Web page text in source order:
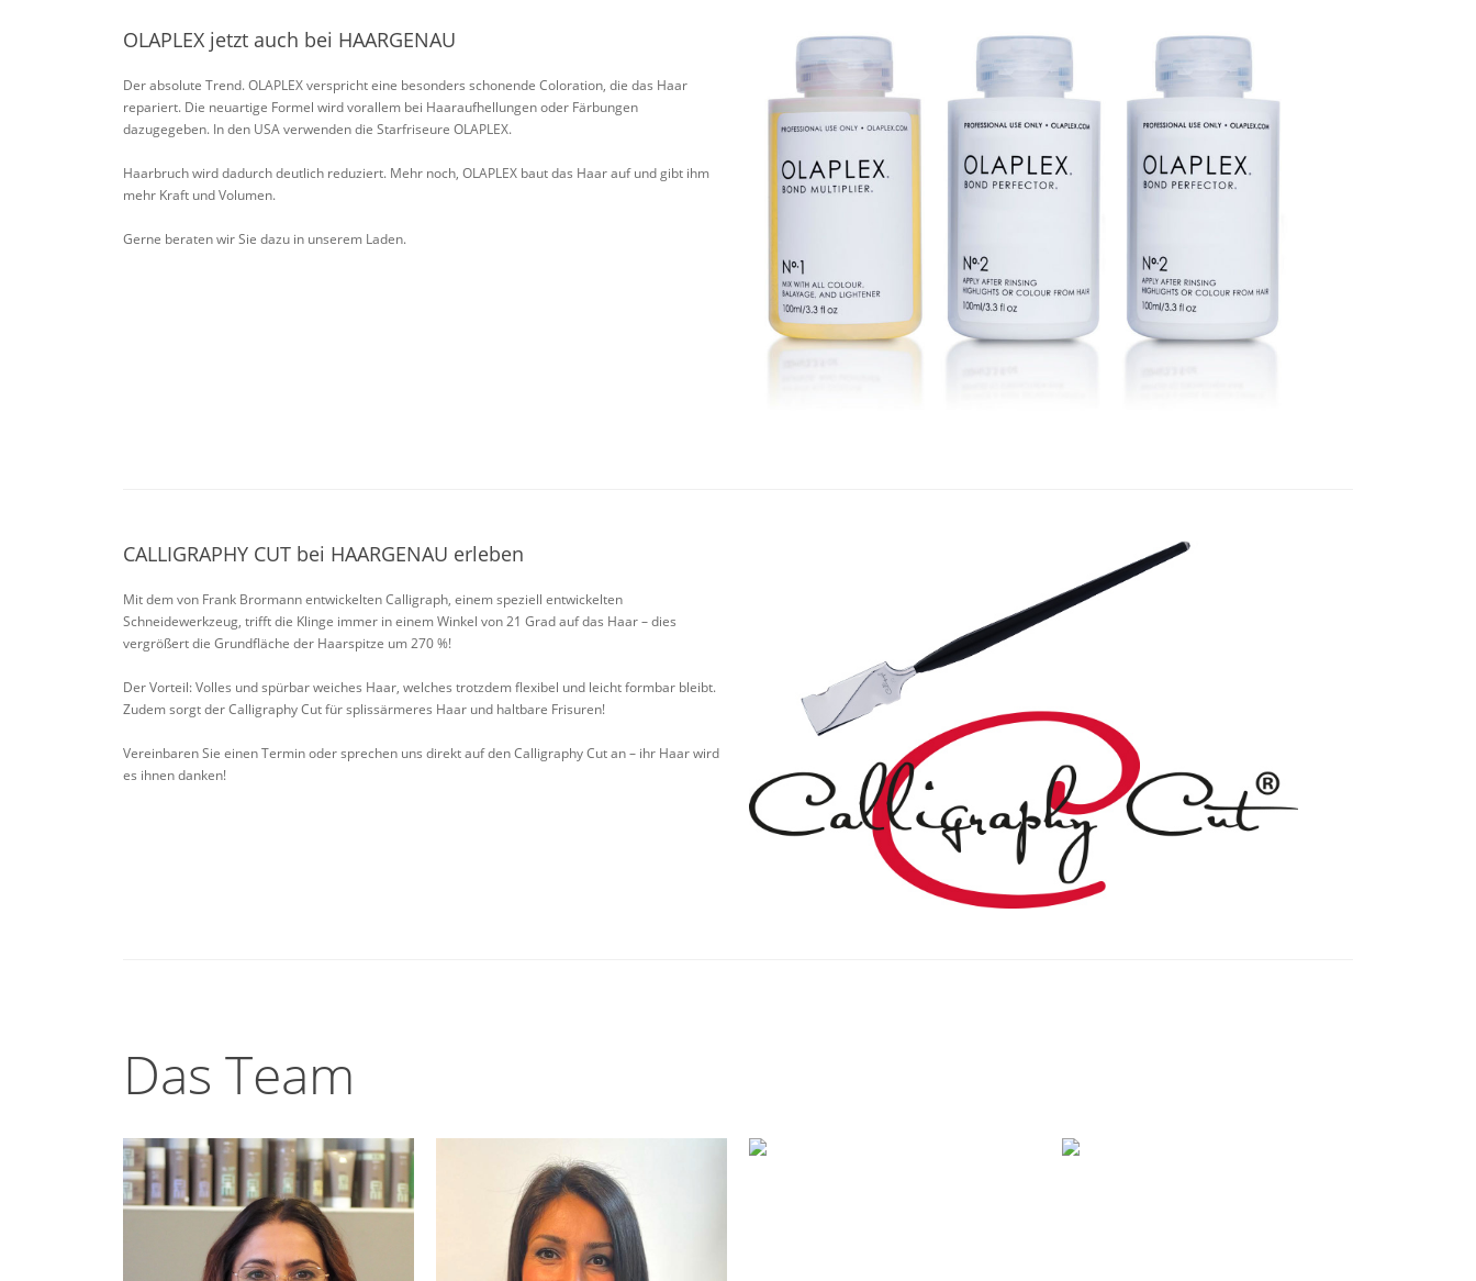
OLAPLEX jetzt auch bei HAARGENAU
Der absolute Trend. OLAPLEX verspricht eine besonders schonende Coloration, die das Haar
repariert. Die neuartige Formel wird vorallem bei Haaraufhellungen oder Färbungen
dazugegeben. In den USA verwenden die Starfriseure OLAPLEX.
Haarbruch wird dadurch deutlich reduziert. Mehr noch, OLAPLEX baut das Haar auf und gibt ihm
mehr Kraft und Volumen.
Gerne beraten wir Sie dazu in unserem Laden.
CALLIGRAPHY CUT bei HAARGENAU erleben
Mit dem von Frank Brormann entwickelten Calligraph, einem speziell entwickelten
Schneidewerkzeug, trifft die Klinge immer in einem Winkel von 21 Grad auf das Haar – dies
vergrößert die Grundfläche der Haarspitze um 270 %!
Der Vorteil: Volles und spürbar weiches Haar, welches trotzdem flexibel und leicht formbar bleibt.
Zudem sorgt der Calligraphy Cut für splissärmeres Haar und haltbare Frisuren!
Vereinbaren Sie einen Termin oder sprechen uns direkt auf den Calligraphy Cut an – ihr Haar wird
es ihnen danken!
Das Team